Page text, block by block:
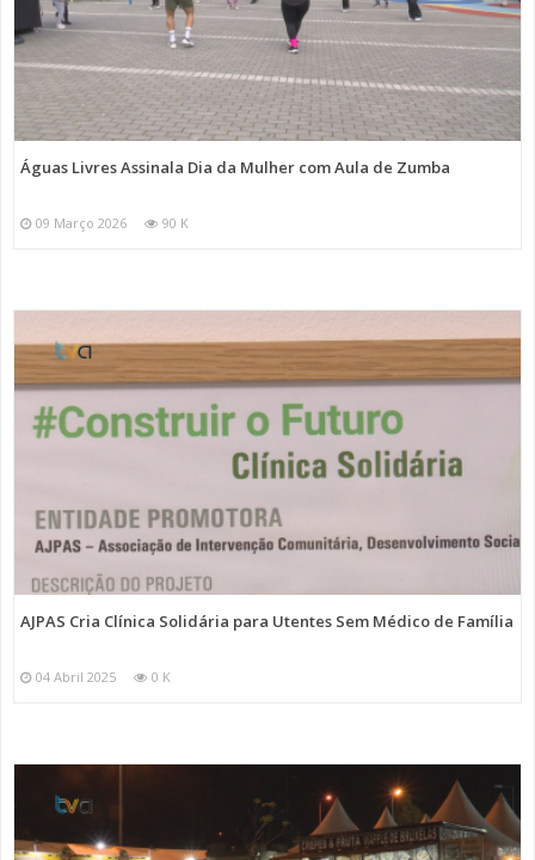
Águas Livres Assinala Dia da Mulher com Aula de Zumba
09 Março 2026 90 K
AJPAS Cria Clínica Solidária para Utentes Sem Médico de Família
04 Abril 2025 0 K